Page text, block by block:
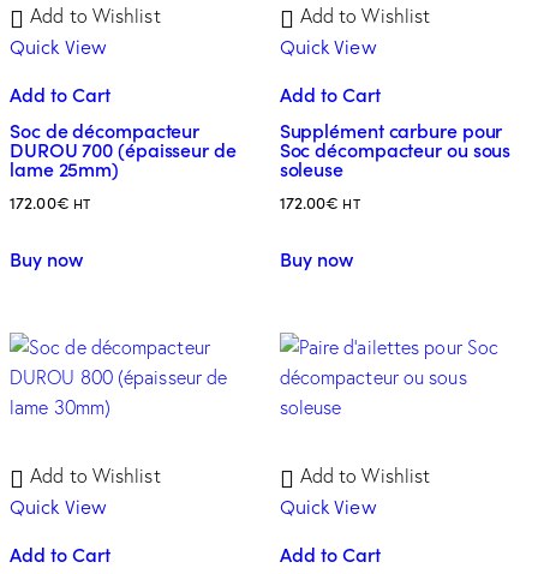
Add to Wishlist
Quick View
Add to Cart
Soc de décompacteur
DUROU 700 (épaisseur de
lame 25mm)
172.00€ HT
Buy now
Add to Wishlist
Quick View
Add to Cart
Supplément carbure pour
Soc décompacteur ou sous
soleuse
172.00€ HT
Buy now
Add to Wishlist
Quick View
Add to Cart
Add to Wishlist
Quick View
Add to Cart